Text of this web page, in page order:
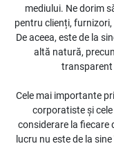
mediului. Ne dorim
pentru clienți,
De aceea, este de la
altă natură,
transparent
Cele mai importante
corporatiste și
considerare la fiecare
lucru nu este de la